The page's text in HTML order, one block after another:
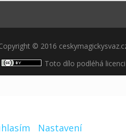
© 2016
Toto dílo podléhá licenci
Nastavení